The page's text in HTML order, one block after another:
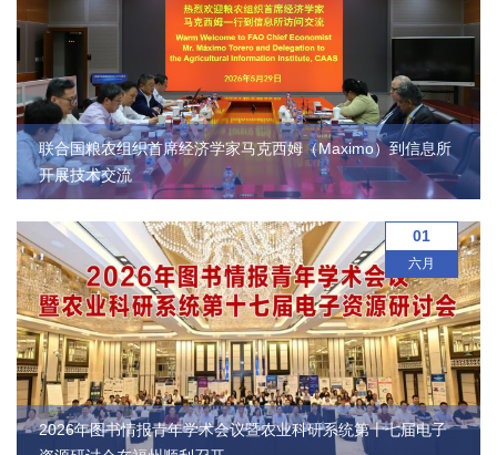
业
书
馆
科
技
期
刊
党
群
联合国粮农组织首席经济学家马克西姆（Maximo）到信息所
开展技术交流
2026年图书情报青年学术会议暨农业科研系统第十七届电子
01
六月